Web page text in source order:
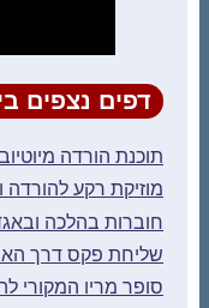
דפים נצפים
תוכנת הורדה
מוזיקת רקע להורדה
חוברות בהלכה
שליחת פקס דרך
סופר מריו המקורי